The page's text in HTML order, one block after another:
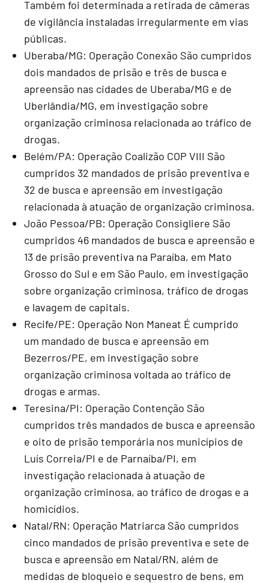
Também foi determinada a retirada de câmeras
de vigilância instaladas irregularmente em vias
públicas.
Uberaba/MG: Operação Conexão São cumpridos
dois mandados de prisão e três de busca e
apreensão nas cidades de Uberaba/MG e de
Uberlândia/MG, em investigação sobre
organização criminosa relacionada ao tráfico de
drogas.
Belém/PA: Operação Coalizão COP VIII São
cumpridos 32 mandados de prisão preventiva e
32 de busca e apreensão em investigação
relacionada à atuação de organização criminosa.
João Pessoa/PB: Operação Consigliere São
cumpridos 46 mandados de busca e apreensão e
13 de prisão preventiva na Paraíba, em Mato
Grosso do Sul e em São Paulo, em investigação
sobre organização criminosa, tráfico de drogas
e lavagem de capitais.
Recife/PE: Operação Non Maneat É cumprido
um mandado de busca e apreensão em
Bezerros/PE, em investigação sobre
organização criminosa voltada ao tráfico de
drogas e armas.
Teresina/PI: Operação Contenção São
cumpridos três mandados de busca e apreensão
e oito de prisão temporária nos municípios de
Luís Correia/PI e de Parnaíba/PI, em
investigação relacionada à atuação de
organização criminosa, ao tráfico de drogas e a
homicídios.
Natal/RN: Operação Matriarca São cumpridos
cinco mandados de prisão preventiva e sete de
busca e apreensão em Natal/RN, além de
medidas de bloqueio e sequestro de bens, em